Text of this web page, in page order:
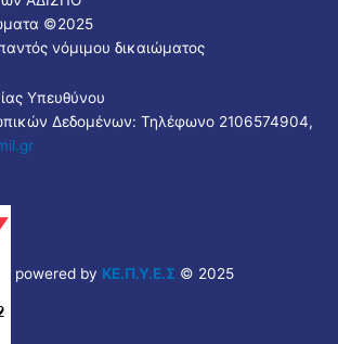
©2025
νόμιμου δικαιώματος
Υπευθύνου
Δεδομένων: Τηλέφωνο 2106574904,
powered by ΚΕ.Π.Υ.Ε.Σ © 2025